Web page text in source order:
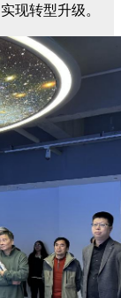
现转型升级。